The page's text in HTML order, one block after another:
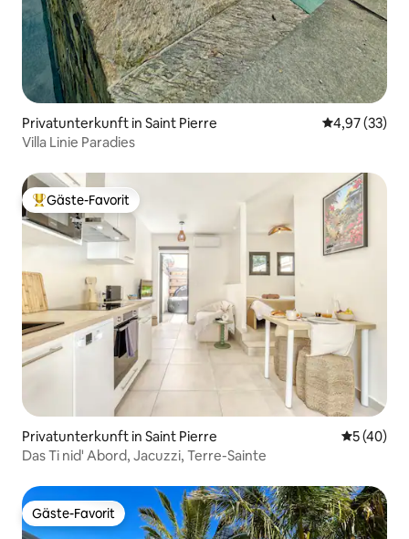
Privatunterkunft in Saint Pierre
4,97 (33)
Villa Linie Paradies
Beliebter Gäste-Favorit.
Gäste-Favorit
Privatunterkunft in Saint Pierre
5 (40)
Das Ti nid' Abord, Jacuzzi, Terre-Sainte
Gäste-Favorit
Gäste-Favorit